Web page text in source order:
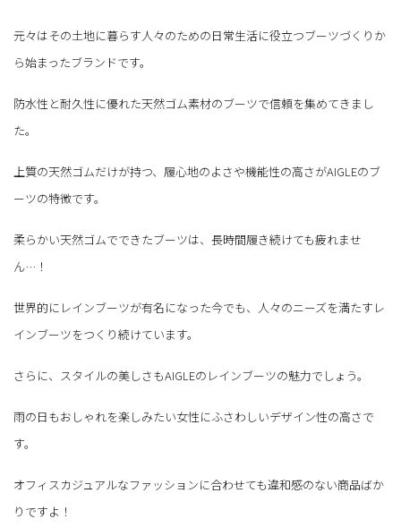
元々はその土地に暮らす人々のための日常生活に役立つブーツづくりか
ら始まったブランドです。
防水性と耐久性に優れた天然ゴム素材のブーツで信頼を集めてきまし
た。
上質の天然ゴムだけが持つ、履心地のよさや機能性の高さがAIGLEのブ
ーツの特徴です。
柔らかい天然ゴムでできたブーツは、長時間履き続けても疲れませ
ん…！
世界的にレインブーツが有名になった今でも、人々のニーズを満たすレ
インブーツをつくり続けています。
さらに、スタイルの美しさもAIGLEのレインブーツの魅力でしょう。
雨の日もおしゃれを楽しみたい女性にふさわしいデザイン性の高さで
す。
オフィスカジュアルなファッションに合わせても違和感のない商品ばか
りですよ！